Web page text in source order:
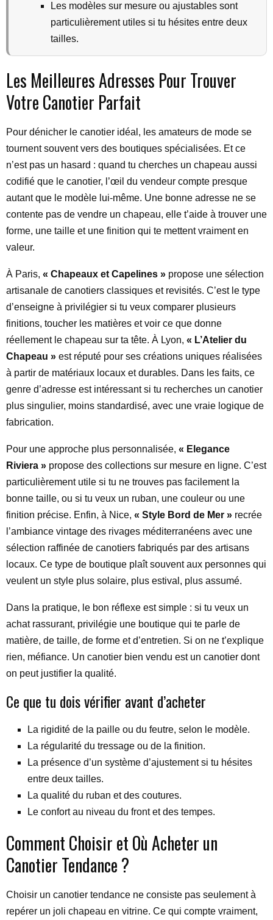
Les modèles sur mesure ou ajustables sont
particulièrement utiles si tu hésites entre deux
tailles.
Les Meilleures Adresses Pour Trouver
Votre Canotier Parfait
Pour dénicher le canotier idéal, les amateurs de mode se
tournent souvent vers des boutiques spécialisées. Et ce
n’est pas un hasard : quand tu cherches un chapeau aussi
codifié que le canotier, l’œil du vendeur compte presque
autant que le modèle lui-même. Une bonne adresse ne se
contente pas de vendre un chapeau, elle t’aide à trouver une
forme, une taille et une finition qui te mettent vraiment en
valeur.
À Paris, « Chapeaux et Capelines » propose une sélection
artisanale de canotiers classiques et revisités. C’est le type
d’enseigne à privilégier si tu veux comparer plusieurs
finitions, toucher les matières et voir ce que donne
réellement le chapeau sur ta tête. À Lyon, « L’Atelier du
Chapeau » est réputé pour ses créations uniques réalisées
à partir de matériaux locaux et durables. Dans les faits, ce
genre d’adresse est intéressant si tu recherches un canotier
plus singulier, moins standardisé, avec une vraie logique de
fabrication.
Pour une approche plus personnalisée, « Elegance
Riviera » propose des collections sur mesure en ligne. C’est
particulièrement utile si tu ne trouves pas facilement la
bonne taille, ou si tu veux un ruban, une couleur ou une
finition précise. Enfin, à Nice, « Style Bord de Mer » recrée
l’ambiance vintage des rivages méditerranéens avec une
sélection raffinée de canotiers fabriqués par des artisans
locaux. Ce type de boutique plaît souvent aux personnes qui
veulent un style plus solaire, plus estival, plus assumé.
Dans la pratique, le bon réflexe est simple : si tu veux un
achat rassurant, privilégie une boutique qui te parle de
matière, de taille, de forme et d’entretien. Si on ne t’explique
rien, méfiance. Un canotier bien vendu est un canotier dont
on peut justifier la qualité.
Ce que tu dois vérifier avant d’acheter
La rigidité de la paille ou du feutre, selon le modèle.
La régularité du tressage ou de la finition.
La présence d’un système d’ajustement si tu hésites
entre deux tailles.
La qualité du ruban et des coutures.
Le confort au niveau du front et des tempes.
Comment Choisir et Où Acheter un
Canotier Tendance ?
Choisir un canotier tendance ne consiste pas seulement à
repérer un joli chapeau en vitrine. Ce qui compte vraiment,